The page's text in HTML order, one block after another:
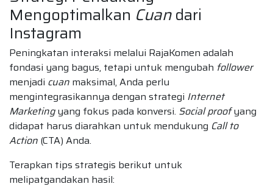
Mengoptimalkan Cuandari
Instagram
Peningkatan interaksi melalui RajaKomen adalah
fondasi yang bagus, tetapi untuk mengubah follower
menjadi cuan maksimal, Anda perlu
mengintegrasikannya dengan strategi Internet
Marketingyang fokus pada konversi. Social proofyang
didapat harus diarahkan untuk mendukung Call to
Action (CTA) Anda.
Terapkan tips strategis berikut untuk
melipatgandakan hasil: